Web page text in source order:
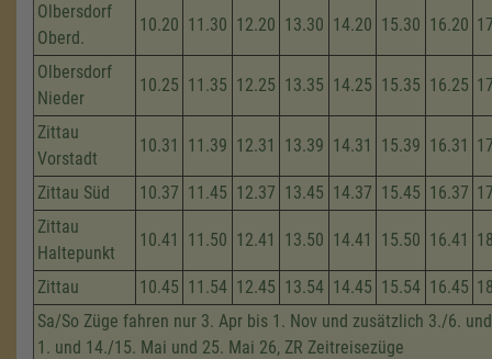
Olbersdorf
Oberd.
10.20 11.30 12.20 13.30 14.20 15.30 16.20
Olbersdorf
Nieder
10.25 11.35 12.25 13.35 14.25 15.35 16.25
Zittau
Vorstadt
10.31 11.39 12.31 13.39 14.31 15.39 16.31
Zittau Süd 10.37 11.45 12.37 13.45 14.37 15.45 16.37
Zittau
Haltepunkt
10.41 11.50 12.41 13.50 14.41 15.50 16.41
Zittau 10.45 11.54 12.45 13.54 14.45 15.54 16.45
Sa/So Züge fahren nur 3. Apr bis 1. Nov und zusätzlich 3./6.
1. und 14./15. Mai und 25. Mai 26, ZR Zeitreisezüge